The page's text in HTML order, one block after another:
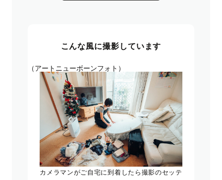
こんな風に撮影しています
（アートニューボーンフォト）
カメラマンがご自宅に到着したら撮影のセッテ